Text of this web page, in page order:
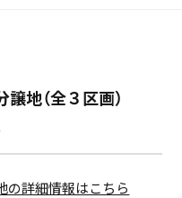
地（全３区画）
の詳細情報はこちら